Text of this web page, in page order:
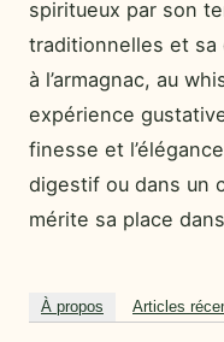
spiritueux par son
traditionnelles et sa
à l’armagnac, au
expérience
finesse et
digestif ou dans un
mérite sa place
À propos Articles